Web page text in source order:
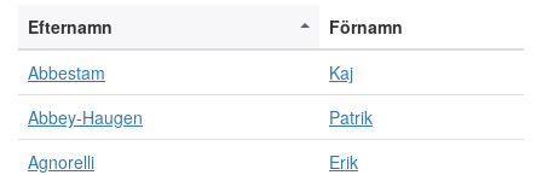
Efternamn
Förnamn
Abbestam
Kaj
Abbey-Haugen
Patrik
Agnorelli
Erik